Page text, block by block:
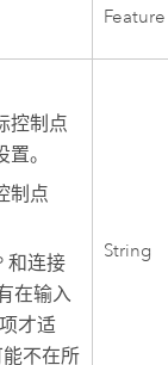
控制点
。
制点
和连接
在输入
才适
不在所
String